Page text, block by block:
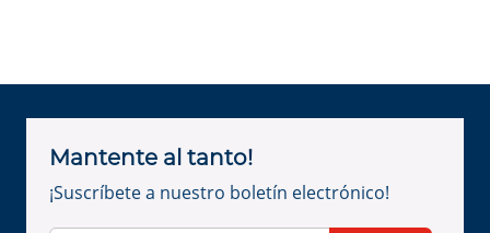
Mantente al tanto!
¡Suscríbete a nuestro boletín electrónico!